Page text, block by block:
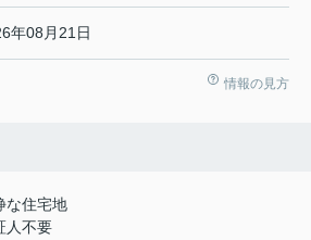
年08月21日
情報の見方
な住宅地
人不要